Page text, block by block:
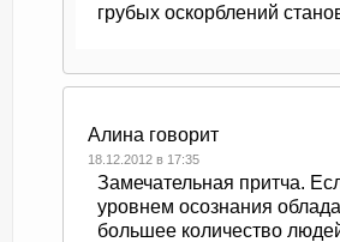
грубых оскорблений
Алина говорит
18.12.2012 в 17:35
Замечательная притча.
уровнем осознания
большее количество